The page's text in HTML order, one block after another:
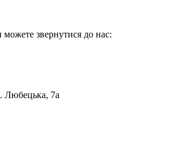
звернутися до нас:
Любецька, 7а